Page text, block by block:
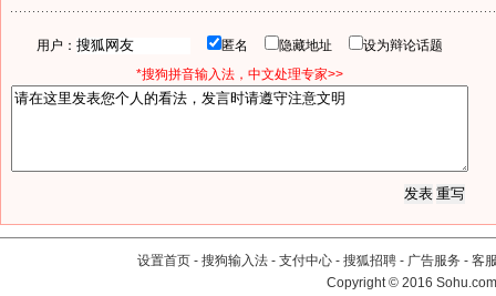
用户： 匿名 隐藏地址
设为辩论话题
*搜狗拼音输入法，中文处理专家>>
设置首页 - 搜狗输入法 - 支付中心 - 搜狐招聘 - 广告服务 - 客
Copyright©2016